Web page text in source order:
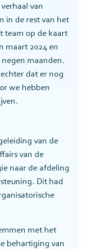
van
in de rest van het
team op de kaart
maart 2024 en
maanden.
dat er nog
we hebben
van de
van de
naar de afdeling
Dit had
met het
behartiging van